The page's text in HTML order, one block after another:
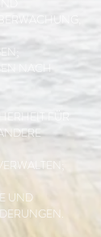
NACH
FÜR
UND